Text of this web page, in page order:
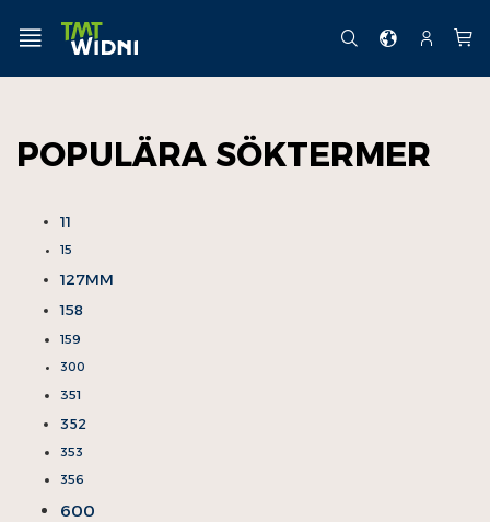
till
innehållet
MENY KONTOMin
SÖK SE
POPULÄRA SÖKTERMER
11
15
127MM
158
159
300
351
352
353
356
600